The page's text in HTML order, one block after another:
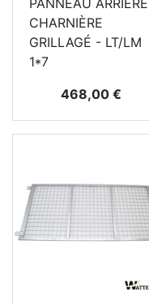
PANNEAU ARRIÈRE
CHARNIÈRE
GRILLAGÉ - LT/LM
1*7
Prix
468,00 €